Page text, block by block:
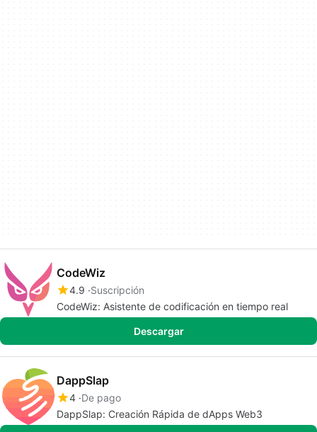
CodeWiz
4.9 Suscripción
CodeWiz: Asistente de codificación en tiempo real
Descargar
DappSlap
4 De pago
DappSlap: Creación Rápida de dApps Web3